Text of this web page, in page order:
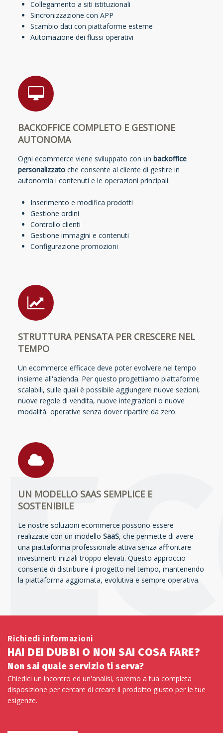
Collegamento a siti istituzionali
Sincronizzazione con APP
Scambio dati con piattaforme esterne
Automazione dei flussi operativi
BACKOFFICE COMPLETO E GESTIONE
AUTONOMA
Ogni ecommerce viene sviluppato con un backoffice
personalizzatoche consente al cliente di gestire in
autonomia i contenuti e le operazioni principali.
Inserimento e modifica prodotti
Gestione ordini
Controllo clienti
Gestione immagini e contenuti
Configurazione promozioni
STRUTTURA PENSATA PER CRESCERE NEL
TEMPO
Un ecommerce efficace deve poter evolvere nel tempo
insieme all'azienda. Per questo progettiamo piattaforme
scalabili, sulle quali è possibile aggiungere nuove sezioni,
nuove regole di vendita, nuove integrazioni o nuove
modalità operative senza dover ripartire da zero.
UN MODELLO SAAS SEMPLICE E
SOSTENIBILE
Le nostre soluzioni ecommerce possono essere
realizzate con un modello SaaS, che permette di avere
una piattaforma professionale attiva senza affrontare
investimenti iniziali troppo elevati. Questo approccio
consente di distribuire il progetto nel tempo, mantenendo
la piattaforma aggiornata, evolutiva e sempre operativa.
Richiedi informazioni
HAI DEI DUBBI O NON SAI COSA FARE?
Non sai quale servizio ti serva?
Chiedici un incontro ed un'analisi, saremo a tua completa
disposizione per cercare di creare il prodotto giusto per le tue
esigenze.